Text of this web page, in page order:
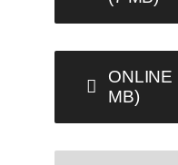
ONLINE
MB)